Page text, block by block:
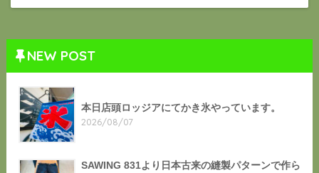
NEW POST
本日店頭ロッジアにてかき氷やっています。
2026/08/07
SAWING 831より日本古来の縫製パターンで作ら